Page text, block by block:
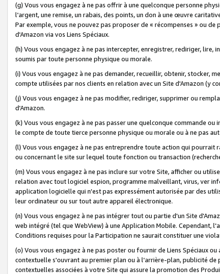
(g) Vous vous engagez à ne pas offrir à une quelconque personne
l'argent, une remise, un rabais, des points, un don à une œuvre
Par exemple, vous ne pouvez pas proposer de « récompenses » ou
d'Amazon via vos Liens Spéciaux.
(h) Vous vous engagez à ne pas intercepter, enregistrer, rediriger,
soumis par toute personne physique ou morale.
(i) Vous vous engagez à ne pas demander, recueillir, obtenir, stocker,
compte utilisées par nos clients en relation avec un Site d'Amazon (y
(j) Vous vous engagez à ne pas modifier, rediriger, supprimer ou
d'Amazon.
(k) Vous vous engagez à ne pas passer une quelconque commande
le compte de toute tierce personne physique ou morale ou à ne pas
(l) Vous vous engagez à ne pas entreprendre toute action qui
ou concernant le site sur lequel toute fonction ou transaction
(m) Vous vous engagez à ne pas inclure sur votre Site, afficher ou
relation avec tout logiciel espion, programme malveillant, virus, ver
application logicielle qui n'est pas expressément autorisée par des
leur ordinateur ou sur tout autre appareil électronique.
(n) Vous vous engagez à ne pas intégrer tout ou partie d'un Site
web intégré (tel que WebView) à une Application Mobile. Cependant,
Conditions requises pour la Participation ne saurait constituer une
(o) Vous vous engagez à ne pas poster ou fournir de Liens Spéciaux
contextuelle s'ouvrant au premier plan ou à l'arrière-plan, publicité
contextuelles associées à votre Site qui assure la promotion des